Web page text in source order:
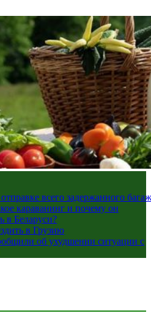
всего задержанного
караванинг и почему он
в Беларуси?
в Грузию
об ухудшении ситуации с